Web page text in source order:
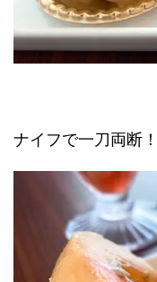
ナイフで一刀両断！